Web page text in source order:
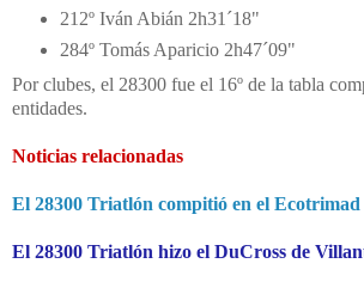
212º Iván Abián 2h31´18"
284º Tomás Aparicio 2h47´09"
Por clubes, el 28300 fue el 16º de la tabla
entidades.
Noticias relacionadas
El 28300 Triatlón compitió en el
El 28300 Triatlón hizo el DuCross de